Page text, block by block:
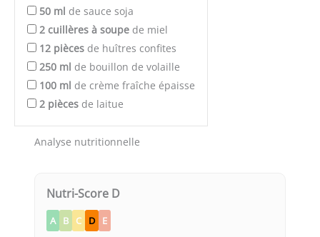
50 ml de sauce soja
2 cuillères à soupe de miel
12 pièces de huîtres confites
250 ml de bouillon de volaille
100 ml de crème fraîche épaisse
2 pièces de laitue
Analyse nutritionnelle
Nutri-Score D
A B C D E